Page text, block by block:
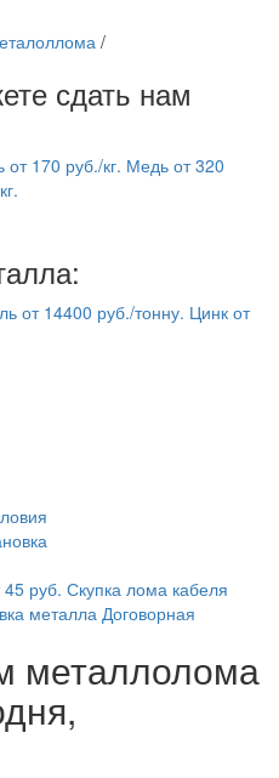
/
сдать нам
от 170 руб./кг. Медь от320
от 14400 руб./тонну. Цинк от
руб. Скупка лома кабеля
металла Договорная
металлолома